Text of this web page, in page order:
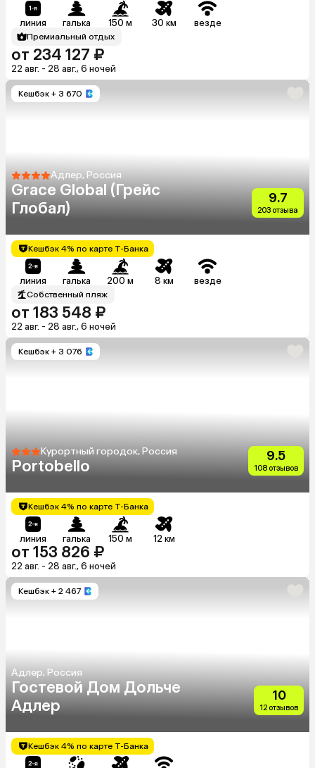
линия галька 150 м 30 км везде
Премиальный отдых
от 234 127 ₽
22 авг. - 28 авг., 6 ночей
Кешбэк + 3 670
Адлер, Россия
Grace Global (Грейс
Глобал)
9.7
203 отзыва
Кешбэк 4% по карте Т-Банка
линия галька 200 м 8 км везде
Собственный пляж
от 183 548 ₽
22 авг. - 28 авг., 6 ночей
Кешбэк + 3 076
Курортный городок, Россия
Portobello
9.5
108 отзывов
Кешбэк 4% по карте Т-Банка
линия галька 150 м 12 км
от 153 826 ₽
22 авг. - 28 авг., 6 ночей
Кешбэк + 2 467
Адлер, Россия
Гостевой Дом Дольче
Адлер
10
12 отзывов
Кешбэк 4% по карте Т-Банка